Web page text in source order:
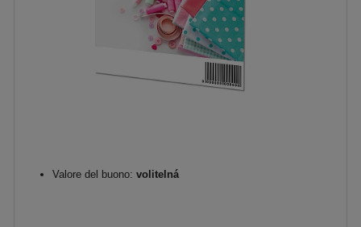
Valore del buono: volitelná